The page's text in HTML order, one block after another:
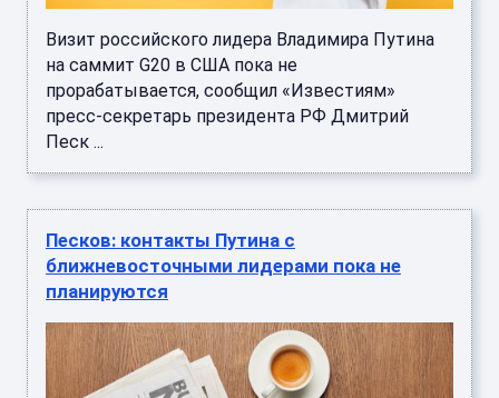
Визит российского лидера Владимира Путина
на саммит G20 в США пока не
прорабатывается, сообщил «Известиям»
пресс-секретарь президента РФ Дмитрий
Песк ...
Песков: контакты Путина с
ближневосточными лидерами пока не
планируются